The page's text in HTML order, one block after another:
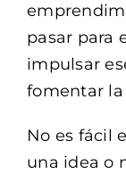
pasar para
impulsar
fomentar la
No es fácil
una idea o